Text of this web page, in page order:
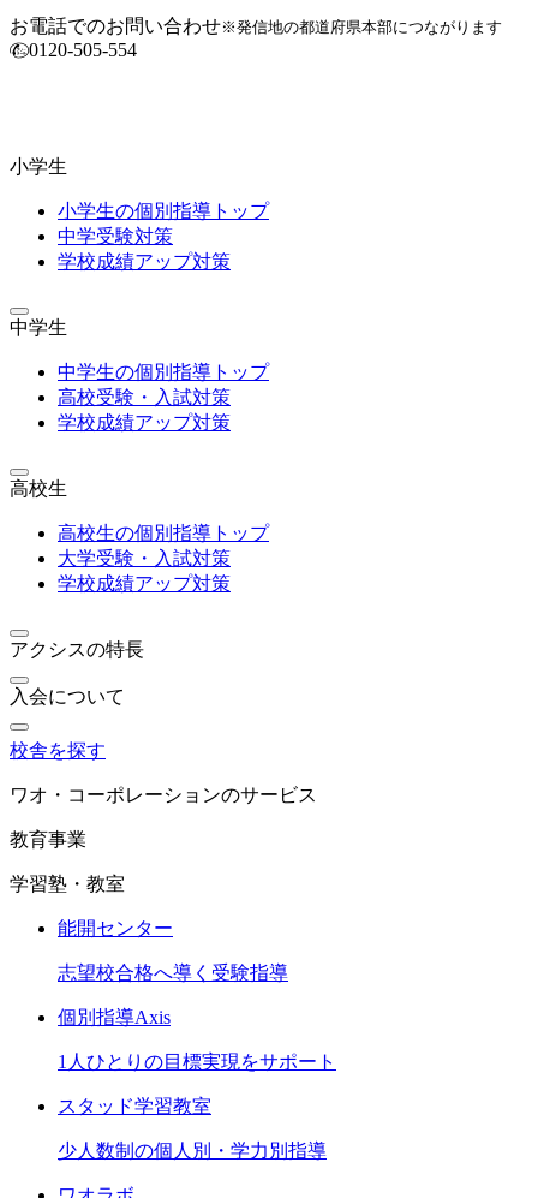
お電話でのお問い合わせ※発信地の都道府県本部につながります
0120-505-554
小学生
小学生の個別指導トップ
中学受験対策
学校成績アップ対策
中学生
中学生の個別指導トップ
高校受験・入試対策
学校成績アップ対策
高校生
高校生の個別指導トップ
大学受験・入試対策
学校成績アップ対策
アクシスの特長
入会について
校舎を探す
ワオ・コーポレーションのサービス
教育事業
学習塾・教室
能開センター
志望校合格へ導く受験指導
個別指導Axis
1人ひとりの目標実現をサポート
スタッド学習教室
少人数制の個人別・学力別指導